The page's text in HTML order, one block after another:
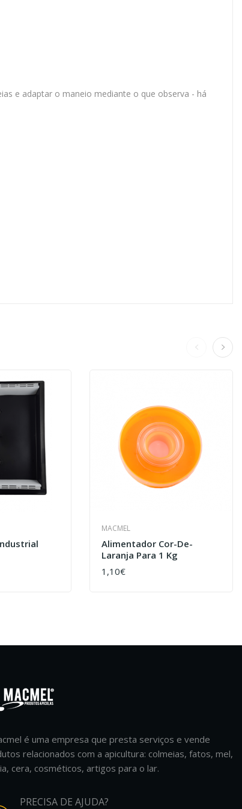
e adaptar o maneio mediante o que observa - há
MACMEL
Alimentador Cor-De-
Laranja Para 1 Kg
1,10€
COMPRAR
é uma empresa que presta serviços e vende
relacionados com a apicultura: colmeias, fatos, mel,
cera, cosméticos, artigos para o lar.
PRECISA DE AJUDA?